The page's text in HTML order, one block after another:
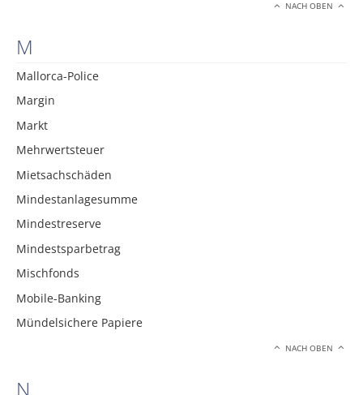
NACH OBEN
M
Mallorca-Police
Margin
Markt
Mehrwertsteuer
Mietsachschäden
Mindestanlagesumme
Mindestreserve
Mindestsparbetrag
Mischfonds
Mobile-Banking
Mündelsichere Papiere
NACH OBEN
N